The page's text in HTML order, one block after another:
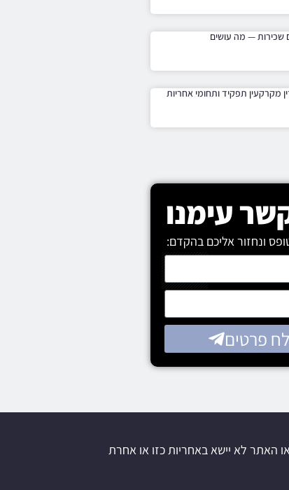
— מה עושים
מקרקעין תפקיד ותחומי אחריות
עימנו
ונחזור אליכם בהקדם:
פרטים
האתר לא יישא באחריות כזו או אחרת